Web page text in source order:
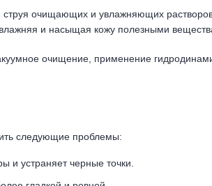
струя очищающих и увлажняющих
и насыщая кожу полезными
очищение, применение
следующие проблемы:
и устраняет черные точки.